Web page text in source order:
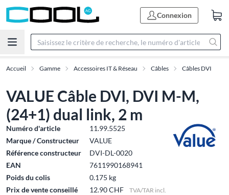
Connexion
Accueil Gamme Accessoires IT & Réseau Câbles Câbles DVI
VALUE Câble DVI, DVI M-M,
(24+1) dual link, 2 m
Numéro d'article
11.99.5525
Marque / Constructeur
VALUE
Référence constructeur
DVI-DL-0020
EAN
7611990168941
Poids du colis
0.175 kg
Prix de vente conseillé
12.90 CHF TVA/TAR incl.